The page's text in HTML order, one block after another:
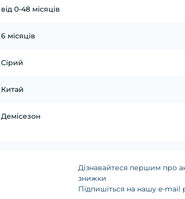
від 0-48 місяців
6 місяців
Сірий
Китай
Демісезон
Дізнавайтеся першим про
знижки
Підпишіться на нашу e-mail
Політика